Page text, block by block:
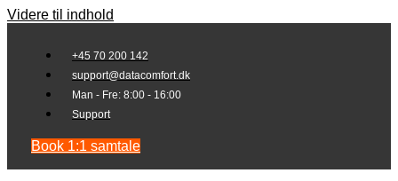
Videre til indhold
+45 70 200 142
support@datacomfort.dk
Man - Fre: 8:00 - 16:00
Support
Book 1:1 samtale